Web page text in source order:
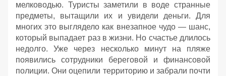
мелководью. Туристы заметили в воде странные
предметы, вытащили их и увидели деньги. Для
многих это выглядело как внезапное чудо — шанс,
который выпадает раз в жизни. Но счастье длилось
недолго. Уже через несколько минут на пляже
появились сотрудники береговой и финансовой
полиции. Они оцепили территорию и забрали почти